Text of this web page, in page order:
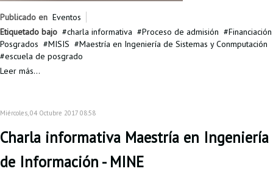
Publicado en Eventos
Etiquetado bajo
charla informativa Proceso de admisión
Financiación
Posgrados
MISIS
Maestría en Ingeniería de Sistemas y Conmputación
escuela de posgrado
Leer más...
Miércoles, 04 Octubre 2017 08:58
Charla informativa Maestría en Ingeniería
de Información - MINE